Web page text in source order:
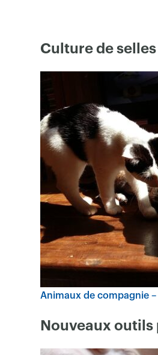
Culture de
Animaux de compagnie –
Nouveaux outils